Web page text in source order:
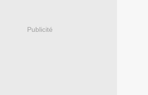
Publicité